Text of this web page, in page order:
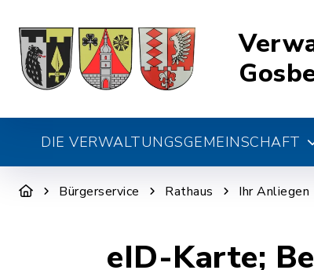
DIE VERWALTUNGSGEMEINSCHAFT
Bürgerservice Rathaus Ihr Anliegen
eID-Karte;